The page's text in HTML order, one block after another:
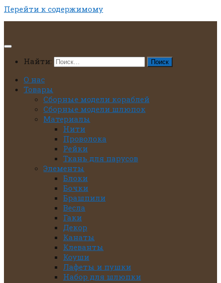
Перейти к содержимому
Найти:
О нас
Товары
Сборные модели кораблей
Сборные модели шлюпок
Материалы
Нити
Проволока
Рейки
Ткань для парусов
Элементы
Блоки
Бочки
Брашпили
Весла
Гаки
Декор
Канаты
Клеванты
Коуши
Лафеты и пушки
Набор для шлюпки